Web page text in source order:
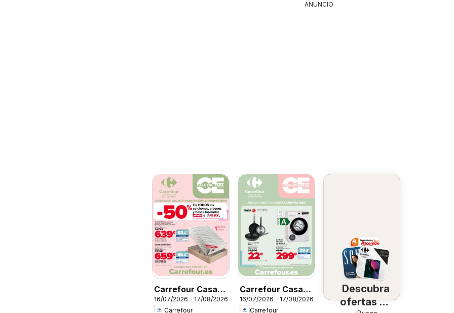
ANUNCIO
Carrefour Casa
Equipada
16/07/2026 - 17/08/2026
Carrefour
Carrefour Casa
Equipada
16/07/2026 - 17/08/2026
Carrefour
Descubra
ofertas en